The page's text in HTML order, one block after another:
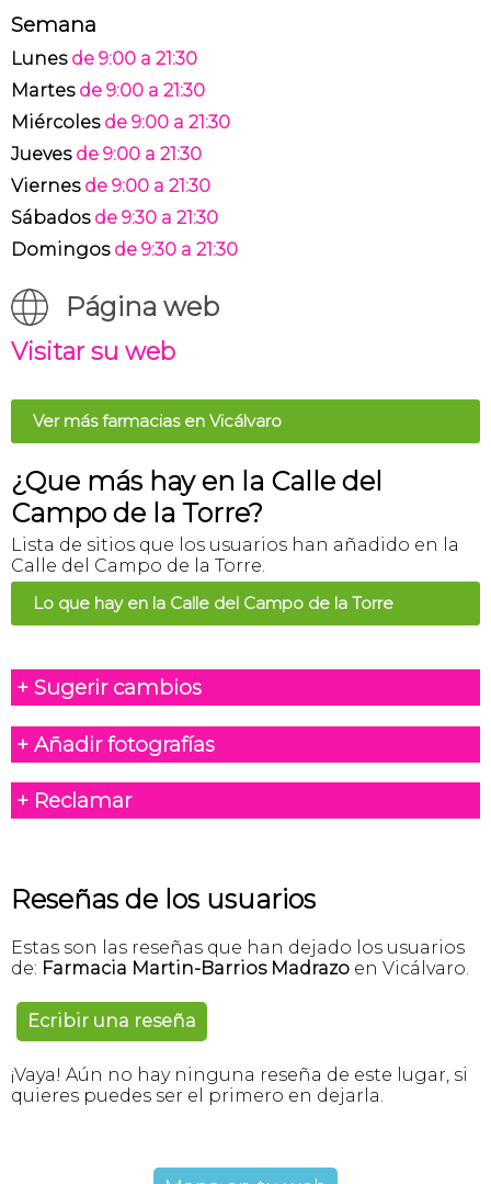
Semana
Lunes de 9:00 a 21:30
Martes de 9:00 a 21:30
Miércoles de 9:00 a 21:30
Jueves de 9:00 a 21:30
Viernes de 9:00 a 21:30
Sábados de 9:30 a 21:30
Domingos de 9:30 a 21:30
Página web
Visitar su web
Ver más farmacias en Vicálvaro
¿Que más hay en la Calle del
Campo de la Torre?
Lista de sitios que los usuarios han añadido en la
Calle del Campo de la Torre.
Lo que hay en la Calle del Campo de la Torre
+ Sugerir cambios
+ Añadir fotografías
+ Reclamar
Reseñas de los usuarios
Estas son las reseñas que han dejado los usuarios
de: Farmacia Martin-Barrios Madrazo en Vicálvaro.
Ecribir una reseña
¡Vaya! Aún no hay ninguna reseña de este lugar, si
quieres puedes ser el primero en dejarla.